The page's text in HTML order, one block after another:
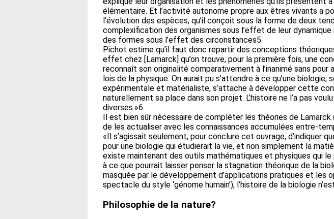
élémentaire. Et l’activité autonome propre aux êtres vivants a
l’évolution des espèces, qu’il conçoit sous la forme de deux
complexification des organismes sous l’effet de leur
des formes sous l’effet des circonstances5.
Pichot estime qu’il faut donc repartir des conceptions
effet chez [Lamarck] qu’on trouve, pour la première fois, une
reconnaît son originalité comparativement à l’inanimé sans pour
lois de la physique. On aurait pu s’attendre à ce qu’une biologie,
expérimentale et matérialiste, s’attache à développer cette
naturellement sa place dans son projet. L’histoire ne l’a pas
diverses.»6
Il est bien sûr nécessaire de compléter les théories de
de les actualiser avec les connaissances accumulées entre-
«Il s’agissait seulement, pour conclure cet ouvrage, d’indiquer
pour une biologie qui étudierait la vie, et non simplement la
existe maintenant des outils mathématiques et physiques qui
à ce que pourrait laisser penser la stagnation théorique de la
masquée par le développement d’applications pratiques et les
spectacle du style ‘génome humain’), l’histoire de la biologie
Philosophie de la nature?